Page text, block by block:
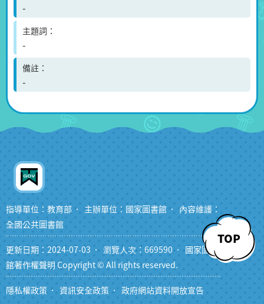
-
主題詞
-
備註
-
TOP
指導單位：教育部 主辦單位：國家圖書館
內容維護：
全國公共圖書館
更新日期：2024-07-03 瀏覽人次：669590
國家圖書
館著作權聲明 Copyright © All rights reserved.
隱私權政策 資訊安全政策 政府網站資料開放宣告